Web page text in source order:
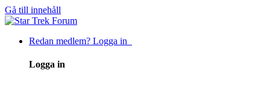
Gå till innehåll
Redan medlem? Logga in
Logga in